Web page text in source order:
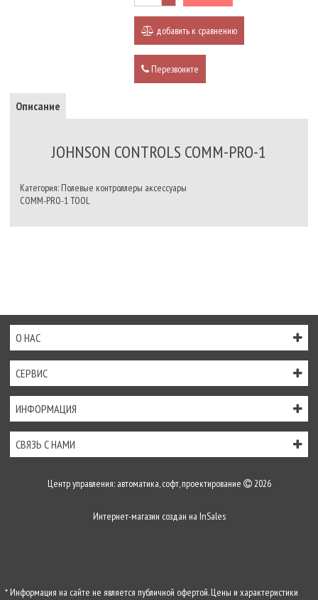
добавить к сравнению
Перезвоните
Описание
JOHNSON CONTROLS COMM-PRO-1
Категория: Полевые контроллеры аксессуары
COMM-PRO-1 TOOL
О НАС
СЕРВИС
ИНФОРМАЦИЯ
СВЯЗЬ С НАМИ
Центр управления: автоматика, софт, проектирование 2026
Интернет-магазин создан на InSales
* Информация на сайте не является публичной офертой. Цены и характеристики